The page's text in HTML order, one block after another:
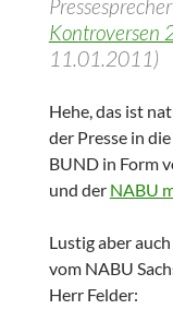
Kontroversen
11.01.2011)
Hehe, das ist
der Presse in
BUND in Form
und der NABU
Lustig aber
vom NABU
Herr Felder: